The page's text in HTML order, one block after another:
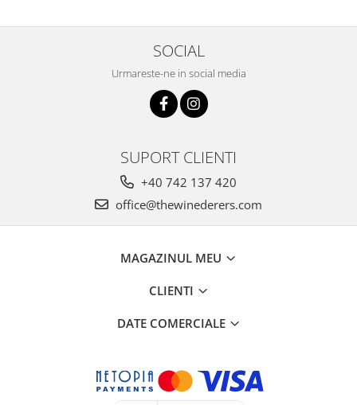
SOCIAL
Urmareste-ne in social media
SUPORT CLIENTI
+40 742 137 420
office@thewinederers.com
MAGAZINUL MEU
CLIENTI
DATE COMERCIALE